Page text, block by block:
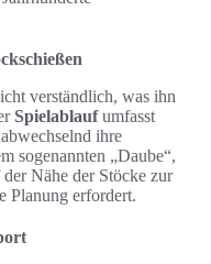
verständlich, was ihn
Spielablaufumfasst
ihre
sogenannten „Daube“,
Nähe der Stöcke zur
Planung erfordert.